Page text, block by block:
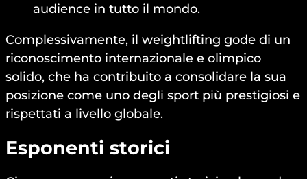
audience in tutto il mondo.
Complessivamente, il weightlifting gode di un
riconoscimento internazionale e olimpico
solido, che ha contribuito a consolidare la sua
posizione come uno degli sport più prestigiosi e
rispettati a livello globale.
Esponenti storici